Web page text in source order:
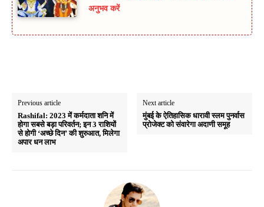
अनुभव करें
Previous article
Rashifal: 2023 में कर्मदाता शनि में
होगा सबसे बड़ा परिवर्तन; इन 3 राशियों
से होगी ‘अच्छे दिन’ की शुरुआत, मिलेगा
अपार धन लाभ
Next article
मुंबई के ऐतिहासिक धारावी स्लम पुनर्वास
प्रोजेक्ट को संवारेगा अदाणी समूह